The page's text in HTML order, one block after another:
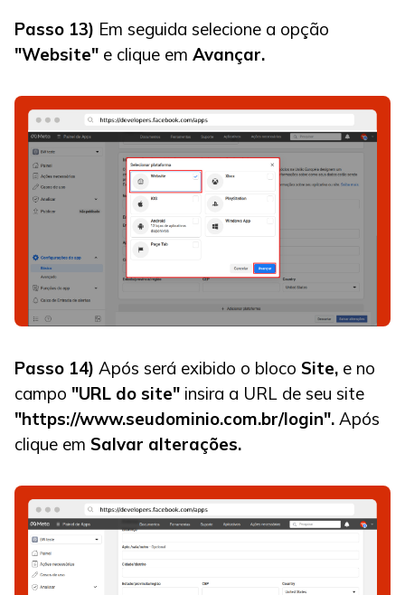
Passo 13) Em seguida selecione a opção
"Website" e clique em Avançar.
Passo 14) Após será exibido o bloco Site, e no
campo "URL do site" insira a URL de seu site
"https://www.seudominio.com.br/login". Após
clique em Salvar alterações.